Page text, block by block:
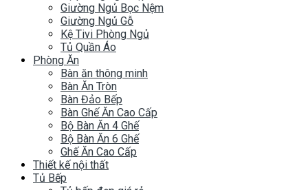
Giường Ngủ Bọc Nệm
Giường Ngủ Gỗ
Kệ Tivi Phòng Ngủ
Tủ Quần Áo
Phòng Ăn
Bàn ăn thông minh
Bàn Ăn Tròn
Bàn Đảo Bếp
Bàn Ghế Ăn Cao Cấp
Bộ Bàn Ăn 4 Ghế
Bộ Bàn Ăn 6 Ghế
Ghế Ăn Cao Cấp
Thiết kế nội thất
Tủ Bếp